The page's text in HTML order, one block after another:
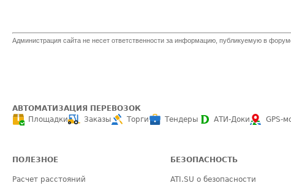
Администрация сайта не несет ответственности за информацию, публикуемую в
АВТОМАТИЗАЦИЯ ПЕРЕВОЗОК
Площадки
Заказы Торги Тендеры АТИ-Доки GPS-
ПОЛЕЗНОЕ
Расчет расстояний
БЕЗОПАСНОСТЬ
ATI.SU о безопасности